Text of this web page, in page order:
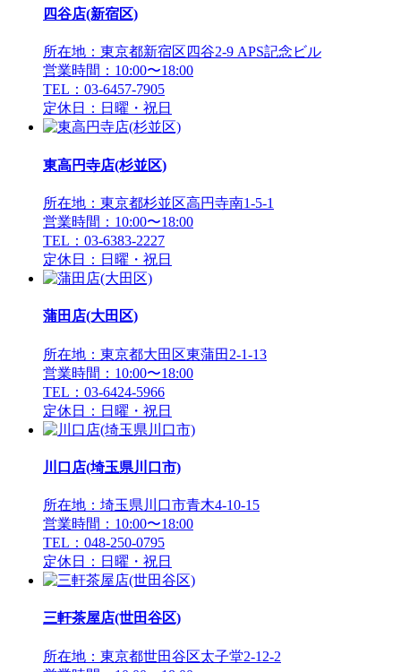
四谷店(新宿区)
所在地：東京都新宿区四谷2-9 APS記念ビル
営業時間：10:00〜18:00
TEL：03-6457-7905
定休日：日曜・祝日
東高円寺店(杉並区)
所在地：東京都杉並区高円寺南1-5-1
営業時間：10:00〜18:00
TEL：03-6383-2227
定休日：日曜・祝日
蒲田店(大田区)
所在地：東京都大田区東蒲田2-1-13
営業時間：10:00〜18:00
TEL：03-6424-5966
定休日：日曜・祝日
川口店(埼玉県川口市)
所在地：埼玉県川口市青木4-10-15
営業時間：10:00〜18:00
TEL：048-250-0795
定休日：日曜・祝日
三軒茶屋店(世田谷区)
所在地：東京都世田谷区太子堂2-12-2